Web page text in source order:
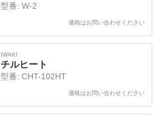
型番: W-2
価格はお問い合わせください
IWAKI
チルヒート
型番: CHT-102HT
価格はお問い合わせください